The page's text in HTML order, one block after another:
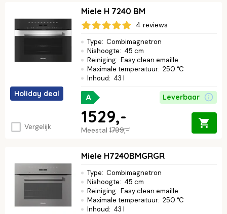
Holiday deal
Vergelijk
Miele H 7240 BM
4 reviews
Type: Combimagnetron
Nishoogte: 45 cm
Reiniging: Easy clean emaille
Maximale temperatuur: 250 °C
Inhoud: 43 l
A Leverbaar
Meestal 1799,-
1529,-
Miele H7240BMGRGR
Type: Combimagnetron
Nishoogte: 45 cm
Reiniging: Easy clean emaille
Maximale temperatuur: 250 °C
Inhoud: 43 l